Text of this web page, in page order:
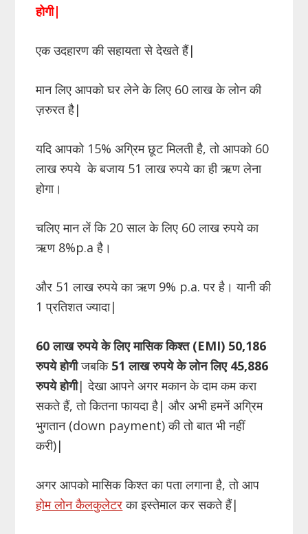
होगी|
एक उदहारण की सहायता से देखते हैं|
मान लिए आपको घर लेने के लिए 60 लाख के लोन की
ज़रुरत है|
यदि आपको 15% अग्रिम छूट मिलती है, तो आपको 60
लाख रुपये के बजाय 51 लाख रुपये का ही ऋण लेना
होगा।
चलिए मान लें कि 20 साल के लिए 60 लाख रुपये का
ऋण 8%p.a है।
और 51 लाख रुपये का ऋण 9% p.a. पर है। यानी की
1 प्रतिशत ज्यादा|
60 लाख रुपये के लिए मासिक किश्त (EMI) 50,186
रुपये होगीजबकि 51 लाख रुपये के लोन लिए 45,886
रुपये होगी| देखा आपने अगर मकान के दाम कम करा
सकते हैं, तो कितना फायदा है| और अभी हमनें अग्रिम
भुगतान (down payment) की तो बात भी नहीं
करी)|
अगर आपको मासिक किश्त का पता लगाना है, तो आप
होम लोन कैलकुलेटरका इस्तेमाल कर सकते हैं|